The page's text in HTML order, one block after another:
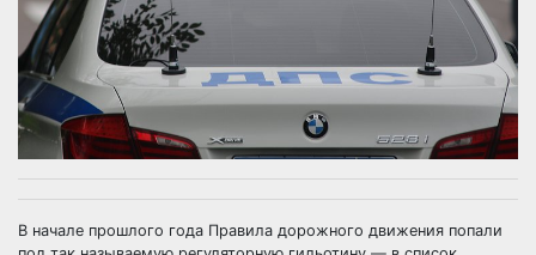
В начале прошлого года Правила дорожного движения попали